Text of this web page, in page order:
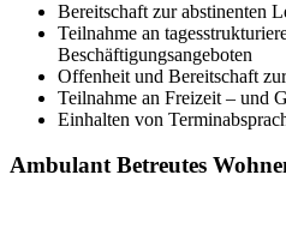
Bereitschaft zur abstinenten
Teilnahme an
Beschäftigungsangeboten
Offenheit und Bereitschaft
Teilnahme an Freizeit – und
Einhalten von
Ambulant Betreutes